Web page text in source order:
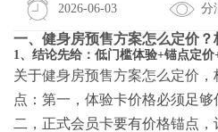
2026-06-03 分
一、 健身房预售方案怎么定价？
1、结论先给：低门槛体验+锚点定
关于健身房预售方案怎么定价
点：第一，体验卡价格必须足
二，正式会员卡要有价格锚点，